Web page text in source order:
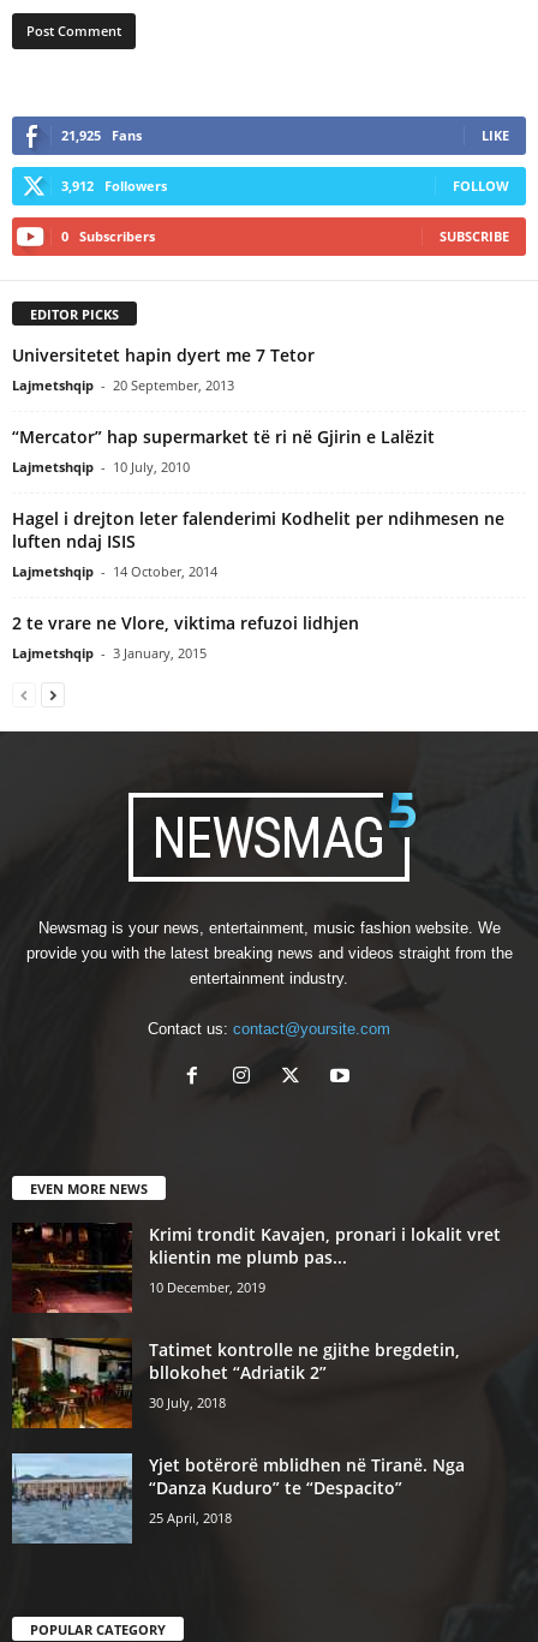
21,925 Fans LIKE
3,912 Followers FOLLOW
0 Subscribers SUBSCRIBE
EDITOR PICKS
Universitetet hapin dyert me 7 Tetor
Lajmetshqip - 20 September, 2013
“Mercator” hap supermarket të ri në Gjirin e Lalëzit
Lajmetshqip - 10 July, 2010
Hagel i drejton leter falenderimi Kodhelit per ndihmesen ne
luften ndaj ISIS
Lajmetshqip - 14 October, 2014
2 te vrare ne Vlore, viktima refuzoi lidhjen
Lajmetshqip - 3 January, 2015
Newsmag is your news, entertainment, music fashion website. We
provide you with the latest breaking news and videos straight from the
entertainment industry.
Contact us: contact@yoursite.com
EVEN MORE NEWS
Krimi trondit Kavajen, pronari i lokalit vret
klientin me plumb pas...
10 December, 2019
Tatimet kontrolle ne gjithe bregdetin,
bllokohet “Adriatik 2”
30 July, 2018
Yjet botërorë mblidhen në Tiranë. Nga
“Danza Kuduro” te “Despacito”
25 April, 2018
POPULAR CATEGORY